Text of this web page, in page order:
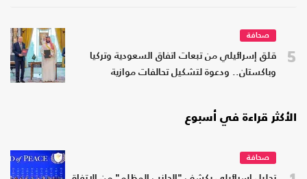
5
صحافة
قلق إسرائيلي من تبعات اتفاق السعودية وتركيا
وباكستان.. ودعوة لتشكيل تحالفات موازية
الأكثر قراءة في أسبوع
صحافة